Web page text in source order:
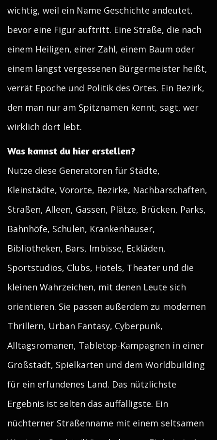
wichtig, weil ein Name Geschichte andeutet,
bevor eine Figur auftritt. Eine Straße, die nach
einem Heiligen, einer Zahl, einem Baum oder
einem längst vergessenen Bürgermeister heißt,
verrät Epoche und Politik des Ortes. Ein Bezirk,
den man nur am Spitznamen kennt, sagt, wer
wirklich dort lebt.
Was kannst du hier erstellen?
Nutze diese Generatoren für Städte,
Kleinstädte, Vororte, Bezirke, Nachbarschaften,
Straßen, Alleen, Gassen, Plätze, Brücken, Parks,
Bahnhöfe, Schulen, Krankenhäuser,
Bibliotheken, Bars, Imbisse, Eckläden,
Sportstudios, Clubs, Hotels, Theater und die
kleinen Wahrzeichen, mit denen Leute sich
orientieren. Sie passen außerdem zu modernen
Thrillern, Urban Fantasy, Cyberpunk,
Alltagsromanen, Tabletop-Kampagnen in einer
Großstadt, Spielkarten und dem Worldbuilding
für ein erfundenes Land. Das nützlichste
Ergebnis ist selten das auffälligste. Ein
nüchterner Straßenname mit einem seltsamen